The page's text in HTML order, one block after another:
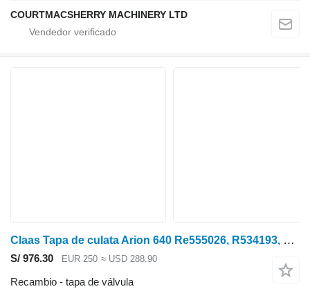
COURTMACSHERRY MACHINERY LTD
Claas Tapa de culata Arion 640 Re555026, R534193, R534105, 001146 RE555026 tapa de válvula para Class Arion 640 tractor de ruedas
S/ 976.30 EUR 250 ≈ USD 288.90
Recambio - tapa de válvula